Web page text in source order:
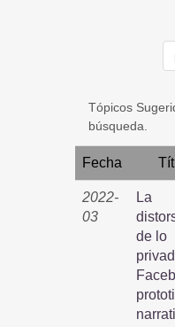
Tópicos
búsqueda.
Fecha
2022-
03
La
de lo